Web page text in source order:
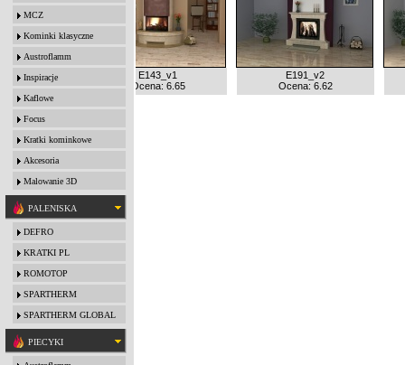
MCZ
Kominki klasyczne
Austroflamm
Inspiracje
Kaflowe
Focus
Kratki kominkowe
Akcesoria
Malowanie 3D
PALENISKA
DEFRO
KRATKI PL
ROMOTOP
SPARTHERM
SPARTHERM GLOBAL
PIECYKI
6.68
E143_v1
Ocena: 6.65
E191_v2
Ocena: 6.62